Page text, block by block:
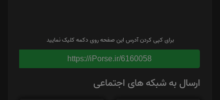
برای کپی کردن آدرس این صفحه روی دکمه کلیک نمایید
https://iPorse.ir/6160058
ارسال به شبکه های اجتماعی